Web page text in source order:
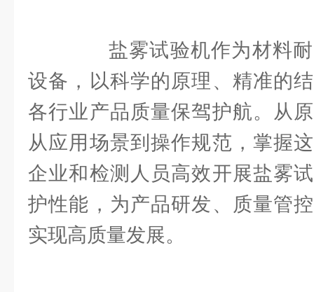
盐雾试验机作为材料耐
设备，以科学的原理、精准的
各行业产品质量保驾护航。从
从应用场景到操作规范，掌握
企业和检测人员高效开展盐雾
护性能，为产品研发、质量管
实现高质量发展。